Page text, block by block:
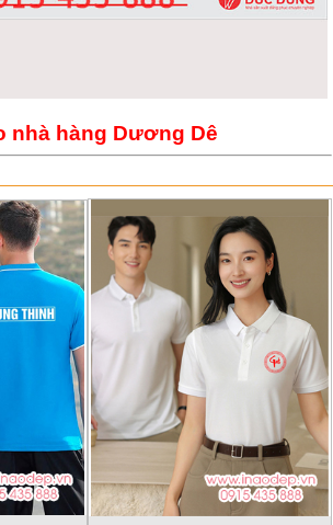
nhà hàng Dương Dê